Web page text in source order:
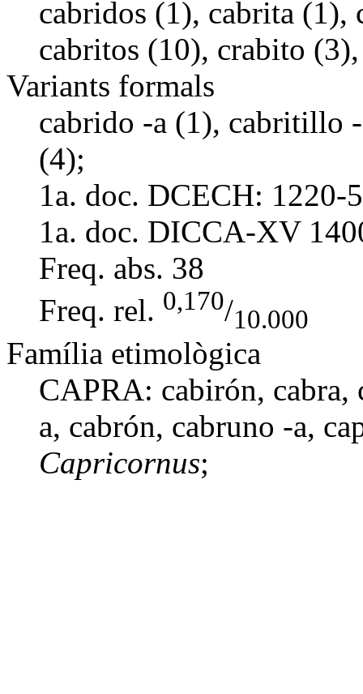
cabridos (1), cabrita
cabritos (10), crabito
Variants formals
cabrido -a (1), cabritillo
(4);
1a. doc. DCECH: 1220-
1a. doc. DICCA-XV
Freq. abs. 38
Freq. rel. 0,170/10.000
Família etimològica
CAPRA: cabirón, cabra,
a, cabrón, cabruno -a,
Capricornus;